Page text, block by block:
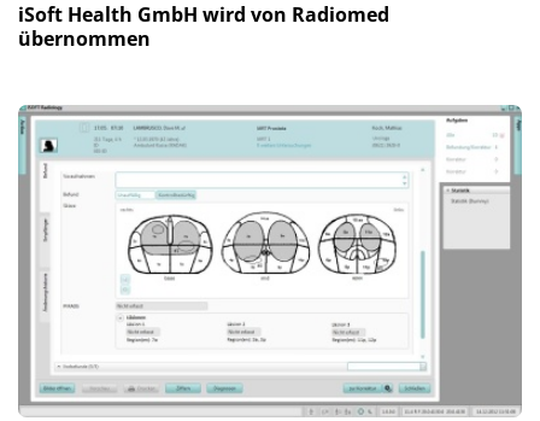
iSoft Health GmbH wird von Radiomed
übernommen